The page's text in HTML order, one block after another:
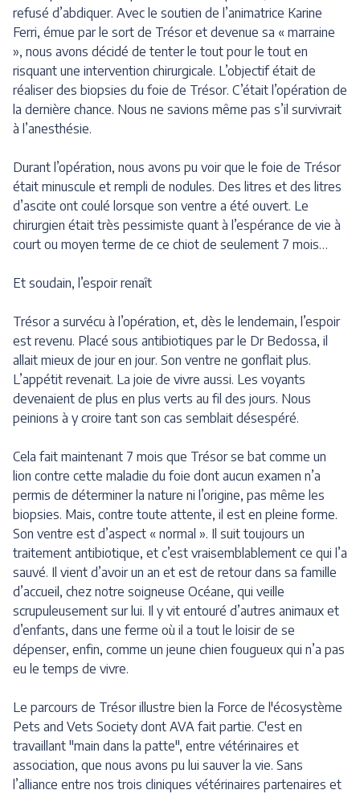
refusé d’abdiquer. Avec le soutien de l’animatrice Karine
Ferri, émue par le sort de Trésor et devenue sa « marraine
», nous avons décidé de tenter le tout pour le tout en
risquant une intervention chirurgicale. L’objectif était de
réaliser des biopsies du foie de Trésor. C’était l’opération de
la dernière chance. Nous ne savions même pas s’il survivrait
à l’anesthésie.
Durant l’opération, nous avons pu voir que le foie de Trésor
était minuscule et rempli de nodules. Des litres et des litres
d’ascite ont coulé lorsque son ventre a été ouvert. Le
chirurgien était très pessimiste quant à l’espérance de vie à
court ou moyen terme de ce chiot de seulement 7 mois…
Et soudain, l’espoir renaît
Trésor a survécu à l’opération, et, dès le lendemain, l’espoir
est revenu. Placé sous antibiotiques par le Dr Bedossa, il
allait mieux de jour en jour. Son ventre ne gonflait plus.
L’appétit revenait. La joie de vivre aussi. Les voyants
devenaient de plus en plus verts au fil des jours. Nous
peinions à y croire tant son cas semblait désespéré.
Cela fait maintenant 7 mois que Trésor se bat comme un
lion contre cette maladie du foie dont aucun examen n’a
permis de déterminer la nature ni l’origine, pas même les
biopsies. Mais, contre toute attente, il est en pleine forme.
Son ventre est d’aspect « normal ». Il suit toujours un
traitement antibiotique, et c’est vraisemblablement ce qui l’a
sauvé. Il vient d’avoir un an et est de retour dans sa famille
d’accueil, chez notre soigneuse Océane, qui veille
scrupuleusement sur lui. Il y vit entouré d’autres animaux et
d’enfants, dans une ferme où il a tout le loisir de se
dépenser, enfin, comme un jeune chien fougueux qui n’a pas
eu le temps de vivre.
Le parcours de Trésor illustre bien la Force de l'écosystème
Pets and Vets Society dont AVA fait partie. C'est en
travaillant "main dans la patte", entre vétérinaires et
association, que nous avons pu lui sauver la vie. Sans
l’alliance entre nos trois cliniques vétérinaires partenaires et